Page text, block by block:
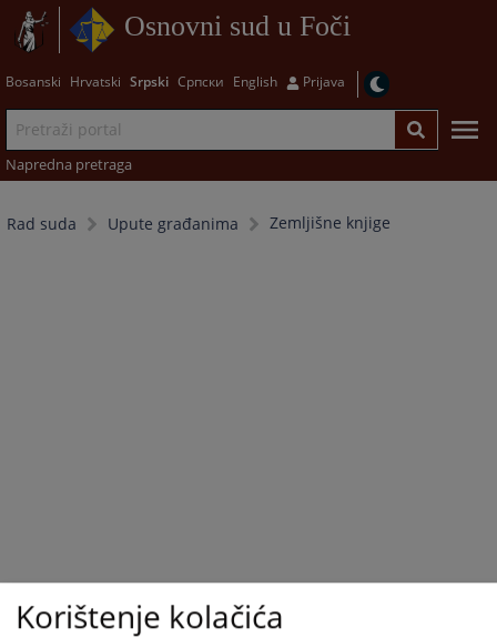
Osnovni sud u Foči
Bosanski Hrvatski Srpski Српски English Prijava
Napredna pretraga
Rad suda Upute građanima Zemljišne knjige
Korištenje kolačića